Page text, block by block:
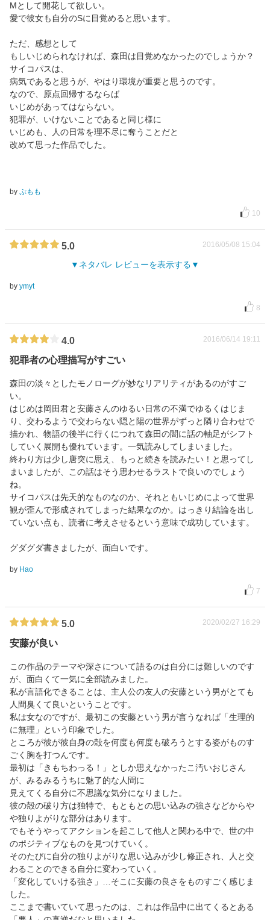
Mとして開花して欲しい。
愛で彼女も自分のSに目覚めると思います。
ただ、感想として
もしいじめられなければ、森田は目覚めなかったのでしょうか？
サイコパスは、
病気であると思うが、やはり環境が重要と思うのです。
なので、原点回帰するならば
いじめがあってはならない。
犯罪が、いけないことであると同じ様に
いじめも、人の日常を理不尽に奪うことだと
改めて思った作品でした。
by ぷもも
10
5.0 2016/05/08 15:04
ネタバレ レビューを表示する
by ymyt
8
4.0 2016/06/14 19:11
犯罪者の心理描写がすごい
森田の淡々としたモノローグが妙なリアリティがあるのがすご
い。
はじめは岡田君と安藤さんのゆるい日常の不満でゆるくはじま
り、交わるようで交わらない隠と陽の世界がずっと隣り合わせで
描かれ、物語の後半に行くにつれて森田の闇に話の軸足がシフト
していく展開も優れています。一気読みしてしまいました。
終わり方は少し唐突に思え、もっと続きを読みたい！と思ってし
まいましたが、この話はそう思わせるラストで良いのでしょう
ね。
サイコパスは先天的なものなのか、それともいじめによって世界
観が歪んで形成されてしまった結果なのか。はっきり結論を出し
ていない点も、読者に考えさせるという意味で成功しています。
グダグダ書きましたが、面白いです。
by Hao
7
5.0 2020/02/27 16:29
安藤が良い
この作品のテーマや深さについて語るのは自分には難しいのです
が、面白くて一気に全部読みました。
私が言語化できることは、主人公の友人の安藤という男がとても
人間臭くて良いということです。
私は女なのですが、最初この安藤という男が言うなれば「生理的
に無理」という印象でした。
ところが彼が彼自身の殻を何度も何度も破ろうとする姿がものす
ごく胸を打つんです。
最初は「きもちわっる！」としか思えなかったこ汚いおじさん
が、みるみるうちに魅了的な人間に
見えてくる自分に不思議な気分になりました。
彼の殻の破り方は独特で、もともとの思い込みの強さなどからや
や独りよがりな部分はあります。
でもそうやってアクションを起こして他人と関わる中で、世の中
のポジティブなものを見つけていく。
そのたびに自分の独りよがりな思い込みが少し修正され、人と交
わることのできる自分に変わっていく。
「変化していける強さ」…そこに安藤の良さをものすごく感じま
した。
ここまで書いていて思ったのは、これは作品中に出てくるとある